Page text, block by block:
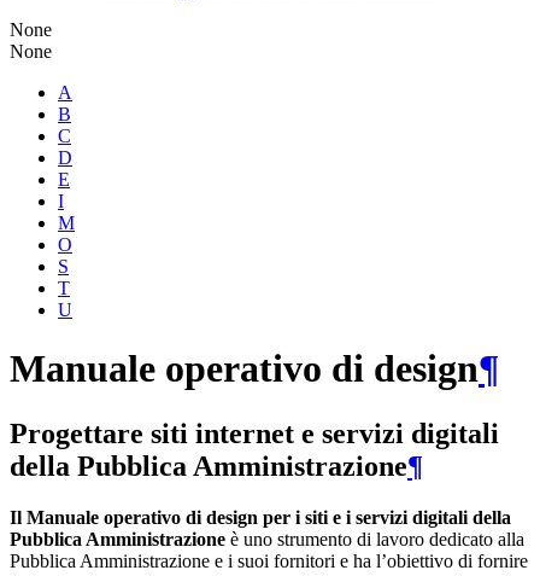
None
None
A
B
C
D
E
I
M
O
S
T
U
Manuale operativo di design¶
Progettare siti internet e servizi digitali
della Pubblica Amministrazione¶
Il Manuale operativo di design per i siti e i servizi digitali della
Pubblica Amministrazione è uno strumento di lavoro dedicato alla
Pubblica Amministrazione e i suoi fornitori e ha l’obiettivo di fornire